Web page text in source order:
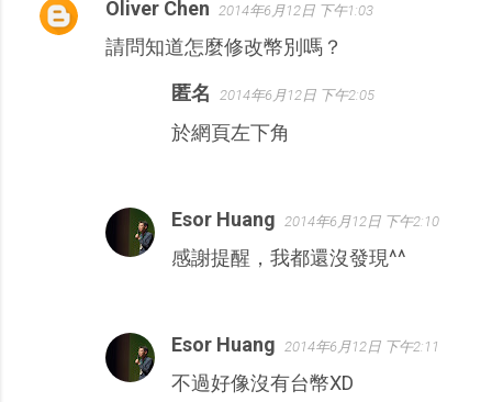
留
Oliver Chen 2014年6月12日 下午1:03
請問知道怎麼修改幣別嗎？
匿名 2014年6月12日 下午2:05
於網頁左下角
Esor Huang 2014年6月12日 下午2:10
感謝提醒，我都還沒發現^^
Esor Huang 2014年6月12日 下午2:11
不過好像沒有台幣XD